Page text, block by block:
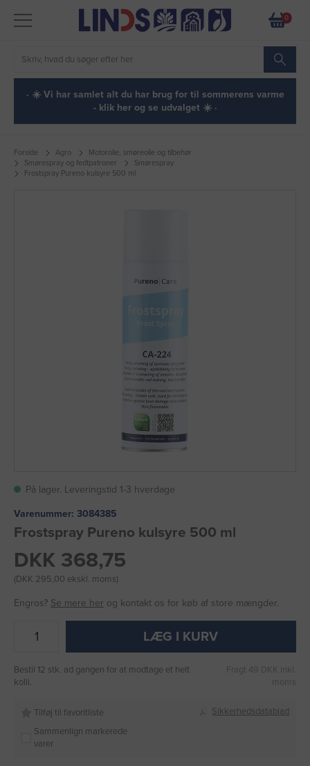
0
· ☀️ Vi har samlet alt du har brug for til sommerens varme
- klik her og se udvalget ☀️ ·
Forside Agro
Motorolie, smøreolie og tilbehør
Smørespray og fedtpatroner
Smørespray
Frostspray Pureno kulsyre 500 ml
På lager. Leveringstid 1-3 hverdage
Varenummer: 3084385
Frostspray Pureno kulsyre 500 ml
DKK 368,75
(DKK 295,00 ekskl. moms)
Engros? Se mere her og kontakt os for køb af store mængder.
LÆG I KURV
Bestil 12 stk. ad gangen for at modtage et helt
kolli.
Fragt 49 DKK inkl.
moms
Tilføj til favoritliste
Sammenlign markerede
varer
Sikkerhedsdatablad